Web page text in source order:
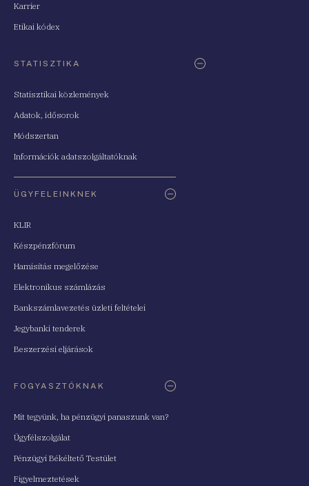
Karrier
Etikai kódex
STATISZTIKA
Statisztikai közlemények
Adatok, idősorok
Módszertan
Információk adatszolgáltatóknak
ÜGYFELEINKNEK
KLIR
Készpénzfórum
Hamisítás megelőzése
Elektronikus számlázás
Bankszámlavezetés üzleti feltételei
Jegybanki tenderek
Beszerzési eljárások
FOGYASZTÓKNAK
Mit tegyünk, ha pénzügyi panaszunk van?
Ügyfélszolgálat
Pénzügyi Békéltető Testület
Figyelmeztetések